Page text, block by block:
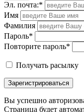
Эл. почта:*
Имя
Фамилия
Пароль*
Повторите пароль*
Получать расылку
Зарегистрироваться
Вы успешно
Страница будет